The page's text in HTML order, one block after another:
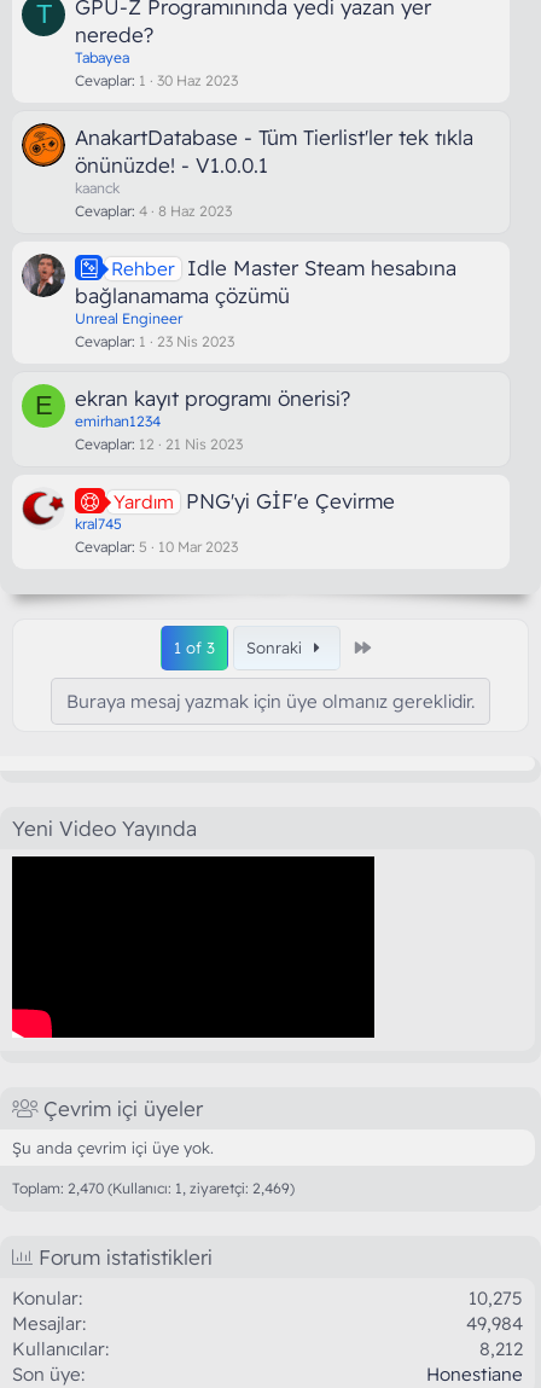
T
GPU-Z Programınında yedi yazan yer
nerede?
Tabayea
Cevaplar 1 30 Haz 2023
AnakartDatabase - Tüm Tierlist'ler tek tıkla
önünüzde! - V1.0.0.1
kaanck
Cevaplar 4 8 Haz 2023
Rehber Idle Master Steam hesabına
bağlanamama çözümü
Unreal Engineer
Cevaplar 1 23 Nis 2023
E ekran kayıt programı önerisi?
emirhan1234
Cevaplar 12 21 Nis 2023
Yardım PNG'yi GİF'e Çevirme
kral745
Cevaplar 5 10 Mar 2023
1 of 3 Sonraki
Buraya mesaj yazmak için üye olmanız gereklidir.
Yeni Video Yayında
Çevrim içi üyeler
Şu anda çevrim içi üye yok.
Toplam: 2,470 (Kullanıcı: 1, ziyaretçi: 2,469)
Forum istatistikleri
Konular
10,275
Mesajlar
49,984
Kullanıcılar
8,212
Son üye
Honestiane